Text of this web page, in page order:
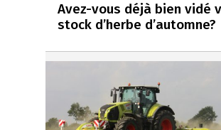
Avez-vous déjà bien vidé
stock d’herbe d’automne?